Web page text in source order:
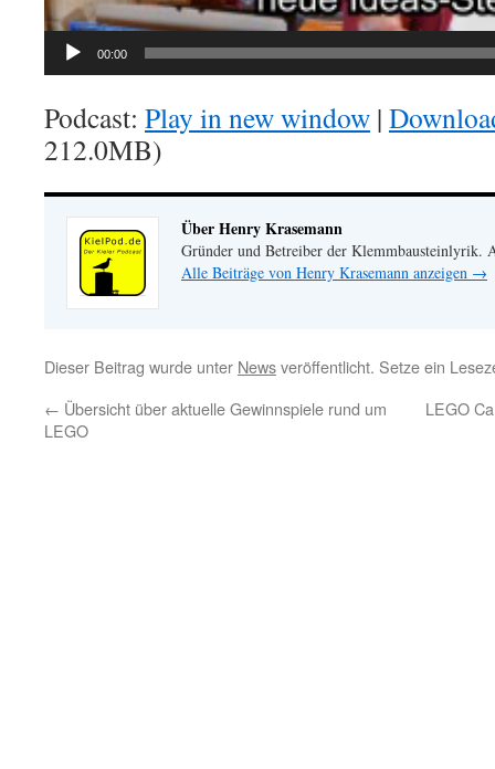
00:00
Podcast: Play in new window |
212.0MB)
Über Henry Krasemann
Gründer und Betreiber der Klemmbausteinlyrik.
Alle Beiträge von Henry Krasemann anzeigen →
Dieser Beitrag wurde unter Newsveröffentlicht. Setze ein
← Übersicht über aktuelle Gewinnspiele rund um
LEGO
LEGO